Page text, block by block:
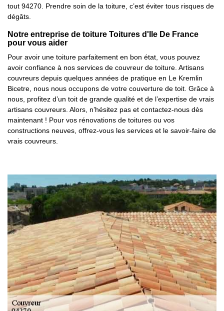
tout 94270. Prendre soin de la toiture, c’est éviter tous risques de
dégâts.
Notre entreprise de toiture Toitures d'Ile De France
pour vous aider
Pour avoir une toiture parfaitement en bon état, vous pouvez
avoir confiance à nos services de couvreur de toiture. Artisans
couvreurs depuis quelques années de pratique en Le Kremlin
Bicetre, nous nous occupons de votre couverture de toit. Grâce à
nous, profitez d’un toit de grande qualité et de l’expertise de vrais
artisans couvreurs. Alors, n’hésitez pas et contactez-nous dès
maintenant ! Pour vos rénovations de toitures ou vos
constructions neuves, offrez-vous les services et le savoir-faire de
vrais couvreurs.